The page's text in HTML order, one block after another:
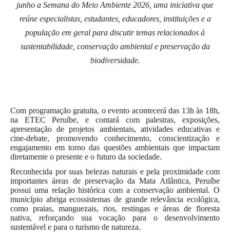
junho a Semana do Meio Ambiente 2026, uma iniciativa que
reúne especialistas, estudantes, educadores, instituições e a
população em geral para discutir temas relacionados à
sustentabilidade, conservação ambiental e preservação da
biodiversidade.
Com programação gratuita, o evento acontecerá das 13h às 18h,
na ETEC Peruíbe, e contará com palestras, exposições,
apresentação de projetos ambientais, atividades educativas e
cine-debate, promovendo conhecimento, conscientização e
engajamento em torno das questões ambientais que impactam
diretamente o presente e o futuro da sociedade.
Reconhecida por suas belezas naturais e pela proximidade com
importantes áreas de preservação da Mata Atlântica, Peruíbe
possui uma relação histórica com a conservação ambiental. O
município abriga ecossistemas de grande relevância ecológica,
como praias, manguezais, rios, restingas e áreas de floresta
nativa, reforçando sua vocação para o desenvolvimento
sustentável e para o turismo de natureza.